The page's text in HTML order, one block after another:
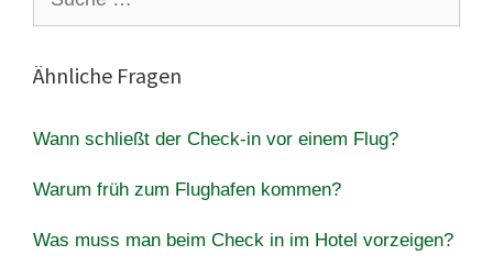
nach:
Ähnliche Fragen
Wann schließt der Check-in vor einem Flug?
Warum früh zum Flughafen kommen?
Was muss man beim Check in im Hotel vorzeigen?